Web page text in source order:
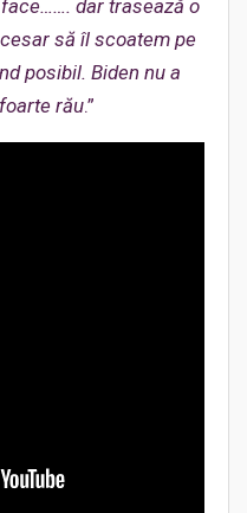
…. dar trasează o
să îl scoatem pe
posibil. Biden nu a
rău.”